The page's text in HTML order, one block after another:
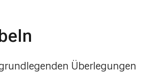
Überlegungen